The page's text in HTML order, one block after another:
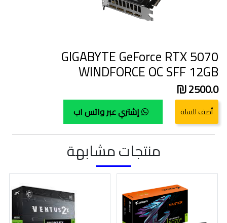
GIGABYTE GeForce RTX 5070
WINDFORCE OC SFF 12GB
2500.0
إشتري عبر واتس اب
منتجات مشابهة